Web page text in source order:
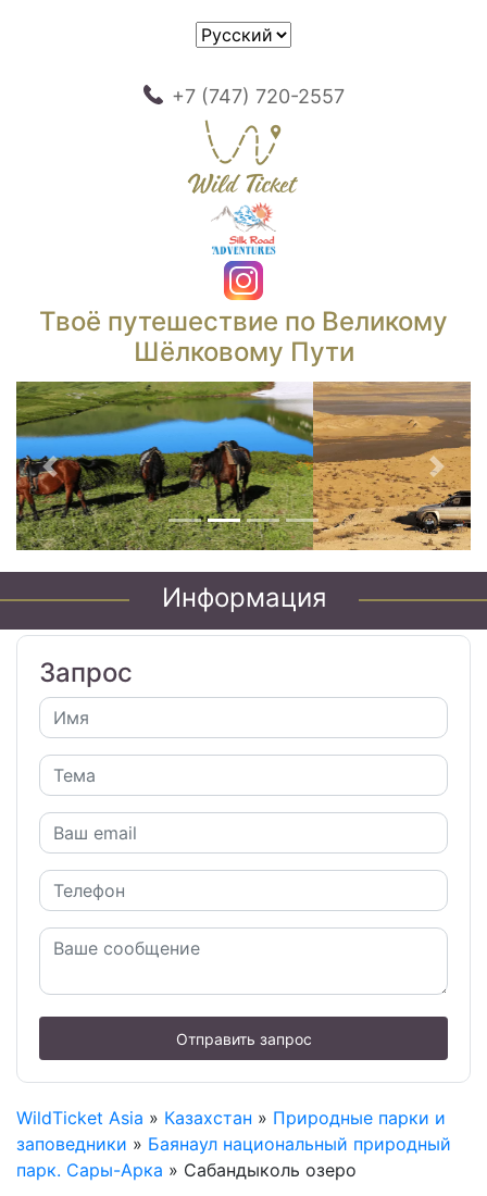
+7 (747) 720-2557
Твоё путешествие по Великому
Шёлковому Пути
Предыдущий
Информация
Запрос
Отправить запрос
WildTicket Asia » Казахстан » Природные парки и
заповедники » Баянаул национальный природный
парк. Сары-Арка » Сабандыколь озеро